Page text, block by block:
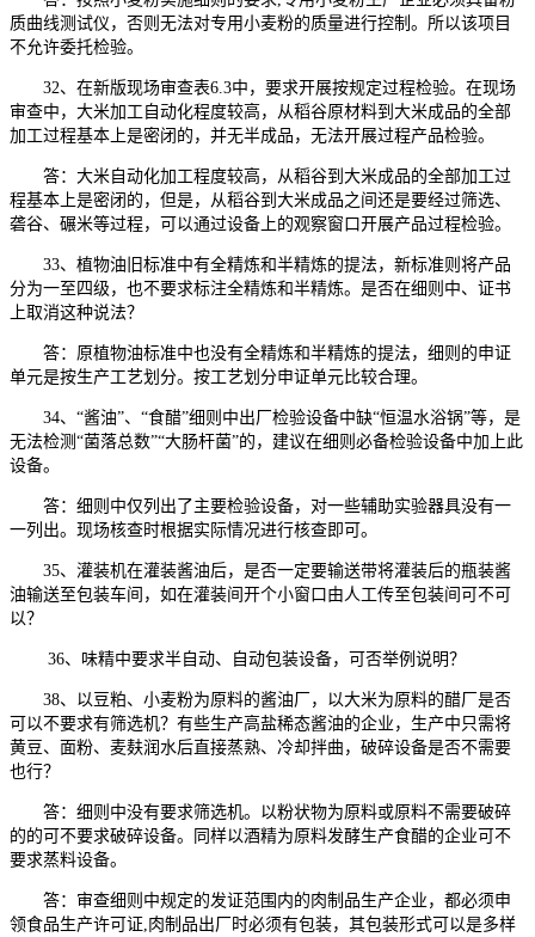
质曲线测试仪，否则无法对专用小麦粉的质量进行控制。所以该项目
不允许委托检验。
32、在新版现场审查表6.3中，要求开展按规定过程检验。在现场
审查中，大米加工自动化程度较高，从稻谷原材料到大米成品的全部
加工过程基本上是密闭的，并无半成品，无法开展过程产品检验。
答：大米自动化加工程度较高，从稻谷到大米成品的全部加工过
程基本上是密闭的，但是，从稻谷到大米成品之间还是要经过筛选、
砻谷、碾米等过程，可以通过设备上的观察窗口开展产品过程检验。
33、植物油旧标准中有全精炼和半精炼的提法，新标准则将产品
分为一至四级，也不要求标注全精炼和半精炼。是否在细则中、证书
上取消这种说法？
答：原植物油标准中也没有全精炼和半精炼的提法，细则的申证
单元是按生产工艺划分。按工艺划分申证单元比较合理。
34、“酱油”、“食醋”细则中出厂检验设备中缺“恒温水浴锅”等，是
无法检测“菌落总数”“大肠杆菌”的，建议在细则必备检验设备中加上此
设备。
答：细则中仅列出了主要检验设备，对一些辅助实验器具没有一
一列出。现场核查时根据实际情况进行核查即可。
35、灌装机在灌装酱油后，是否一定要输送带将灌装后的瓶装酱
油输送至包装车间，如在灌装间开个小窗口由人工传至包装间可不可
以？
36、味精中要求半自动、自动包装设备，可否举例说明？
38、以豆粕、小麦粉为原料的酱油厂，以大米为原料的醋厂是否
可以不要求有筛选机？有些生产高盐稀态酱油的企业，生产中只需将
黄豆、面粉、麦麸润水后直接蒸熟、冷却拌曲，破碎设备是否不需要
也行？
答：细则中没有要求筛选机。以粉状物为原料或原料不需要破碎
的的可不要求破碎设备。同样以酒精为原料发酵生产食醋的企业可不
要求蒸料设备。
答：审查细则中规定的发证范围内的肉制品生产企业，都必须申
领食品生产许可证,肉制品出厂时必须有包装，其包装形式可以是多样